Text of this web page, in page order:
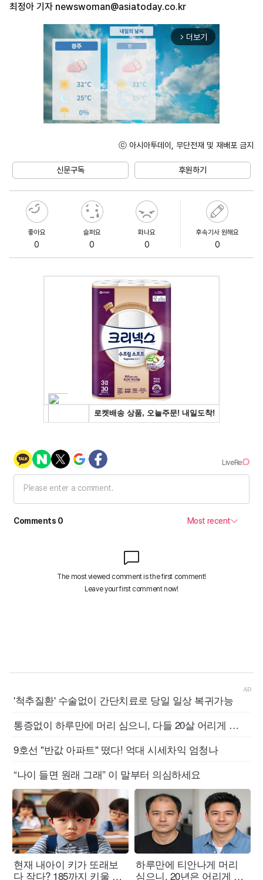
최정아 기자 newswoman@asiatoday.co.kr
arrow_forward_ios 더보기
ⓒ 아시아투데이, 무단전재 및 재배포 금지
신문구독 후원하기
좋아요
0
슬퍼요
0
화나요
0
후속기사 원해요
0